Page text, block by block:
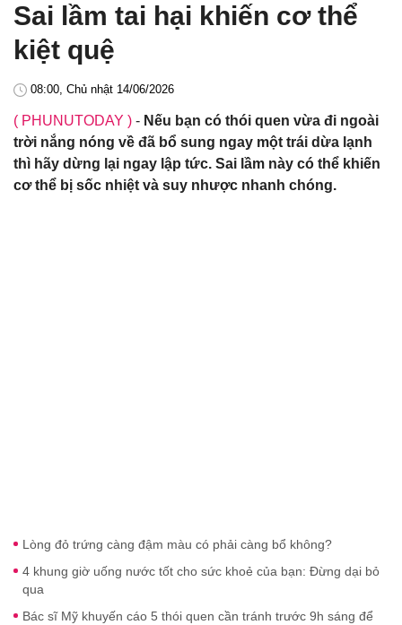
Sai lầm tai hại khiến cơ thể
kiệt quệ
08:00, Chủ nhật 14/06/2026
( PHUNUTODAY ) - Nếu bạn có thói quen vừa đi ngoài
trời nắng nóng về đã bổ sung ngay một trái dừa lạnh
thì hãy dừng lại ngay lập tức. Sai lầm này có thể khiến
cơ thể bị sốc nhiệt và suy nhược nhanh chóng.
Lòng đỏ trứng càng đậm màu có phải càng bổ không?
4 khung giờ uống nước tốt cho sức khoẻ của bạn: Đừng dại bỏ
qua
Bác sĩ Mỹ khuyến cáo 5 thói quen cần tránh trước 9h sáng để